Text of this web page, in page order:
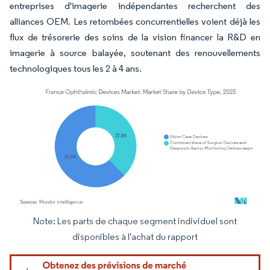
entreprises d'imagerie indépendantes recherchent des
alliances OEM. Les retombées concurrentielles voient déjà les
flux de trésorerie des soins de la vision financer la R&D en
imagerie à source balayée, soutenant des renouvellements
technologiques tous les 2 à 4 ans.
Image © Mordor Intelligence. La réutilisation nécessite une attribution sous CC BY
Note: Les parts de chaque segment individuel sont
disponibles à l'achat du rapport